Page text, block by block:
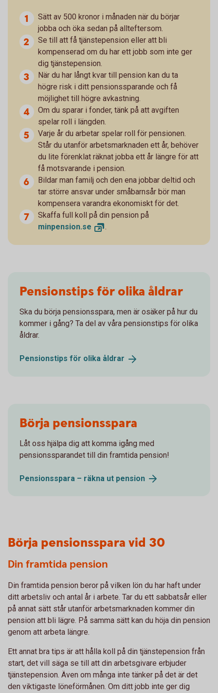
Sätt av 500 kronor i månaden när du börjar
jobba och öka sedan på allteftersom.
Se till att få tjänstepension eller att bli
kompenserad om du har ett jobb som inte ger
dig tjänstepension.
När du har långt kvar till pension kan du ta
högre risk i ditt pensionssparande och få
möjlighet till högre avkastning.
Om du sparar i fonder, tänk på att avgiften
spelar roll i längden.
Varje år du arbetar spelar roll för pensionen.
Står du utanför arbetsmarknaden ett år, behöver
du lite förenklat räknat jobba ett år längre för att
få motsvarande i pension.
Bildar man familj och den ena jobbar deltid och
tar större ansvar under småbarnsår bör man
kompensera varandra ekonomiskt för det.
Skaffa full koll på din pension på
minpension.se .
Pensionstips för olika åldrar
Ska du börja pensionsspara, men är osäker på hur du
kommer i gång? Ta del av våra pensionstips för olika
åldrar.
Pensionstips för olika åldrar
Börja pensionsspara
Låt oss hjälpa dig att komma igång med
pensionssparandet till din framtida pension!
Pensionsspara – räkna ut pension
Börja pensionsspara vid 30
Din framtida pension
Din framtida pension beror på vilken lön du har haft under
ditt arbetsliv och antal år i arbete. Tar du ett sabbatsår eller
på annat sätt står utanför arbetsmarknaden kommer din
pension att bli lägre. På samma sätt kan du höja din pension
genom att arbeta längre.
Ett annat bra tips är att hålla koll på din tjänstepension från
start, det vill säga se till att din arbetsgivare erbjuder
tjänstepension. Även om många inte tänker på det är det
den viktigaste löneförmånen. Om ditt jobb inte ger dig